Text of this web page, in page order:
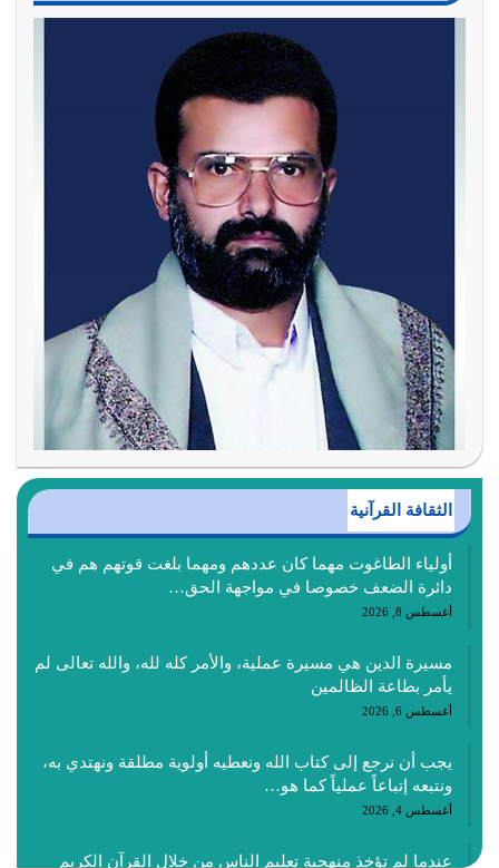
الثقافة القرآنية
أولياء الطاغوت مهما كان عددهم ومهما بلغت قوتهم هم في
دائرة الضعف خصوصا في مواجهة الحق…
أغسطس 8, 2026
مسيرة الدين هي مسيرة عملية، والأمر كله لله، والله تعالى لم
يأمر بطاعة الظالمين
أغسطس 6, 2026
يجب أن نرجع إلى كتاب الله ونعطيه أولوية مطلقة ونهتدي به،
ونتبعه إتباعاً عملياً كما هو…
أغسطس 4, 2026
عندما لم تؤخذ منهجية تعليم الناس من خلال القرآن الكريم